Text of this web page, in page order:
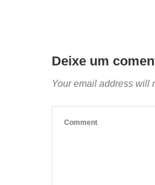
Deixe um
Your email address will